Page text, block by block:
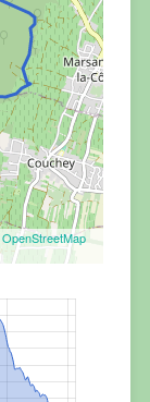
OpenStreetMap